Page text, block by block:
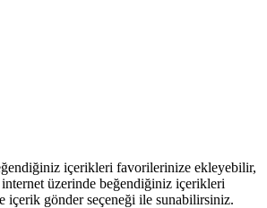
içerikleri favorilerinize ekleyebilir,
üzerinde beğendiğiniz içerikleri
içerik gönder seçeneği ile sunabilirsiniz.